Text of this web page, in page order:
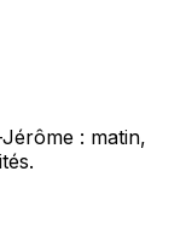
: matin,